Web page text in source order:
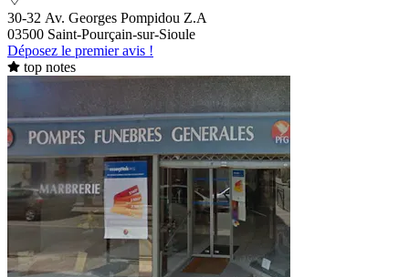
30-32 Av. Georges Pompidou Z.A
03500 Saint-Pourçain-sur-Sioule
Déposez le premier avis !
top notes